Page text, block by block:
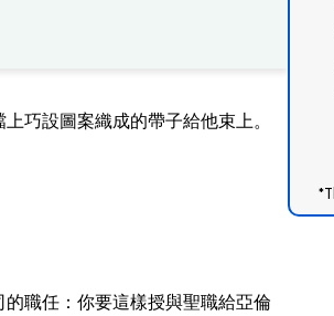
巧設圖案織成的帶子給他束上。
職任：你要這樣授與聖職給亞倫